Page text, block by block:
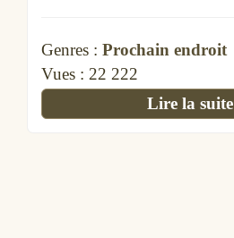
Genres : Prochain endroit
Vues : 22 222
Lire la suite